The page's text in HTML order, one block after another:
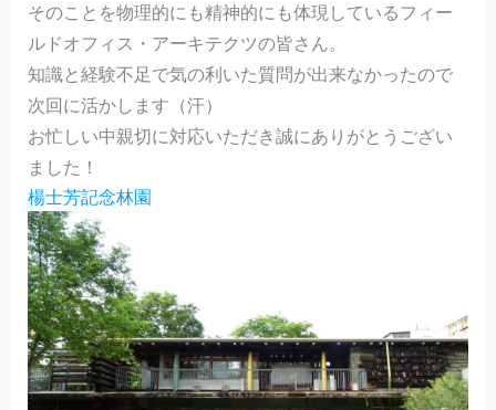
そのことを物理的にも精神的にも体現しているフィー
ルドオフィス・アーキテクツの皆さん。
知識と経験不足で気の利いた質問が出来なかったので
次回に活かします（汗）
お忙しい中親切に対応いただき誠にありがとうござい
ました！
楊士芳記念林園